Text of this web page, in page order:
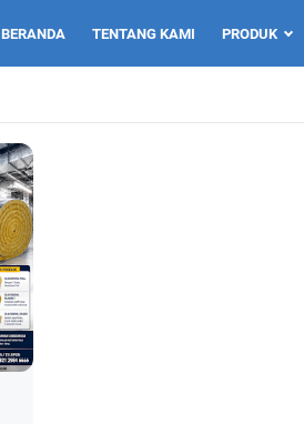
BERANDA TENTANG KAMI PRODUK